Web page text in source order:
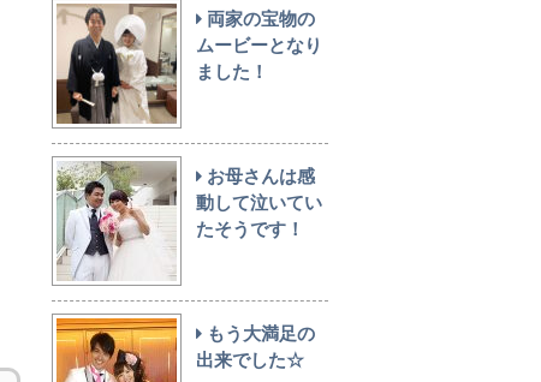
両家の宝物の
ムービーとなり
ました！
お母さんは感
動して泣いてい
たそうです！
もう大満足の
出来でした☆